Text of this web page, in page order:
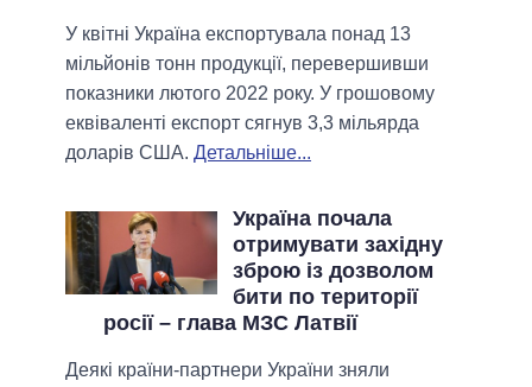
У квітні Україна експортувала понад 13
мільйонів тонн продукції, перевершивши
показники лютого 2022 року. У грошовому
еквіваленті експорт сягнув 3,3 мільярда
доларів США. Детальніше...
Україна почала
отримувати західну
зброю із дозволом
бити по території
росії – глава МЗС Латвії
Деякі країни-партнери України зняли